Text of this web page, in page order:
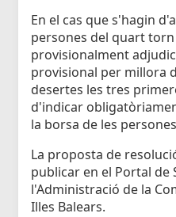
En el cas que s'hagin
persones del quart
provisionalment
provisional per millora
desertes les tres
d'indicar
la borsa de les
La proposta de
publicar en el Portal de
l'Administració de la
Illes Balears.